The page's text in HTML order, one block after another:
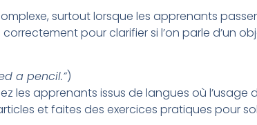
surtout lorsque les apprenants
pour clarifier si l’on parle d’un
a pencil.”)
les apprenants issus de langues où
et faites des exercices pratiques pour